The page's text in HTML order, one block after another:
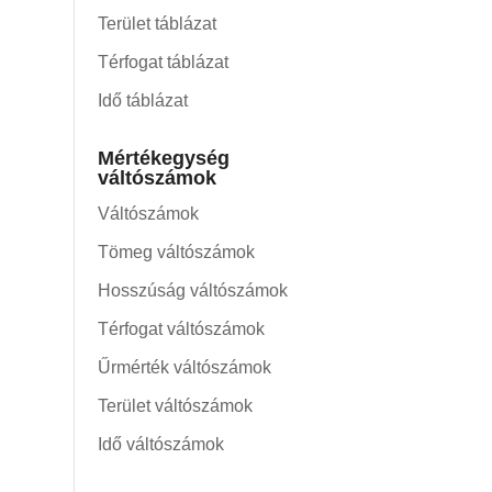
Terület táblázat
Térfogat táblázat
Idő táblázat
Mértékegység
váltószámok
Váltószámok
Tömeg váltószámok
Hosszúság váltószámok
Térfogat váltószámok
Űrmérték váltószámok
Terület váltószámok
Idő váltószámok